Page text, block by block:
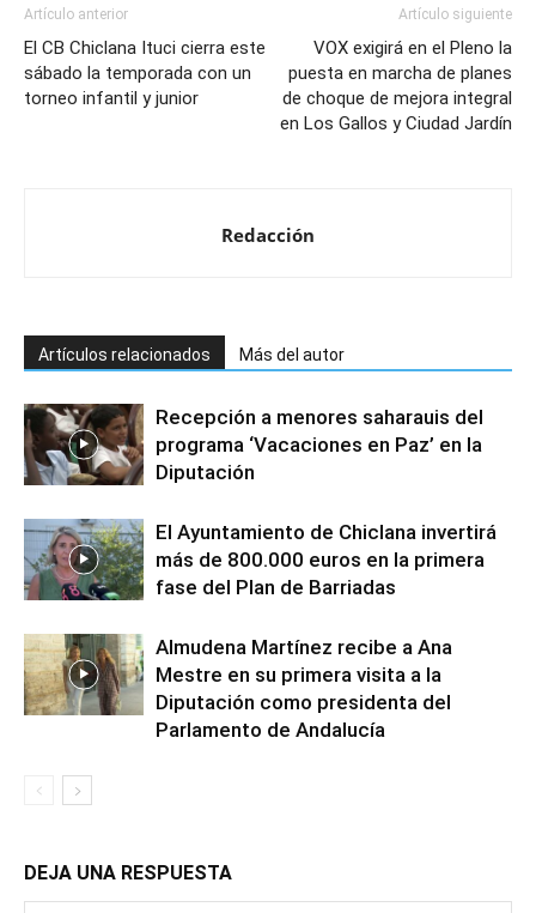
Artículo anterior
El CB Chiclana Ituci cierra este
sábado la temporada con un
torneo infantil y junior
Artículo siguiente
VOX exigirá en el Pleno la
puesta en marcha de planes
de choque de mejora integral
en Los Gallos y Ciudad Jardín
Redacción
Artículos relacionados Más del autor
Recepción a menores saharauis del
programa ‘Vacaciones en Paz’ en la
Diputación
El Ayuntamiento de Chiclana invertirá
más de 800.000 euros en la primera
fase del Plan de Barriadas
Almudena Martínez recibe a Ana
Mestre en su primera visita a la
Diputación como presidenta del
Parlamento de Andalucía
DEJA UNA RESPUESTA